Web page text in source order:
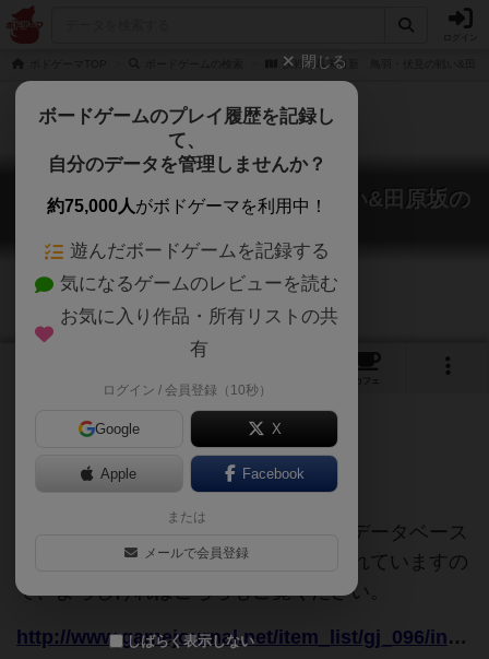
決戦！幕末維新 鳥羽・伏見の戦い&田原
決戦！幕末維新 鳥羽・伏見の戦い&田原坂の
Lessen bakumatuishin
カフェ
ゲームジャーナル#96
ご協力ください
このページは情報が不足しています。データベース
追加申請時に以下の参考URLが入力されていますの
で、よろしければこちらもご覧ください。
http://www.gamejournal.net/item_list/gj_096/index.html
閉じる
ボードゲームのプレイ履歴を記録し
て、
自分のデータを管理しませんか？
約75,000人がボドゲーマを利用中！
遊んだボードゲームを記録する
気になるゲームのレビューを読む
お気に入り作品・所有リストの共
有
ログイン / 会員登録（10秒）
Google X
Apple Facebook
または
メールで会員登録
しばらく表示しない